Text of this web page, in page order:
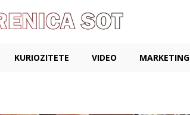
KURIOZITETE VIDEO MARKETING